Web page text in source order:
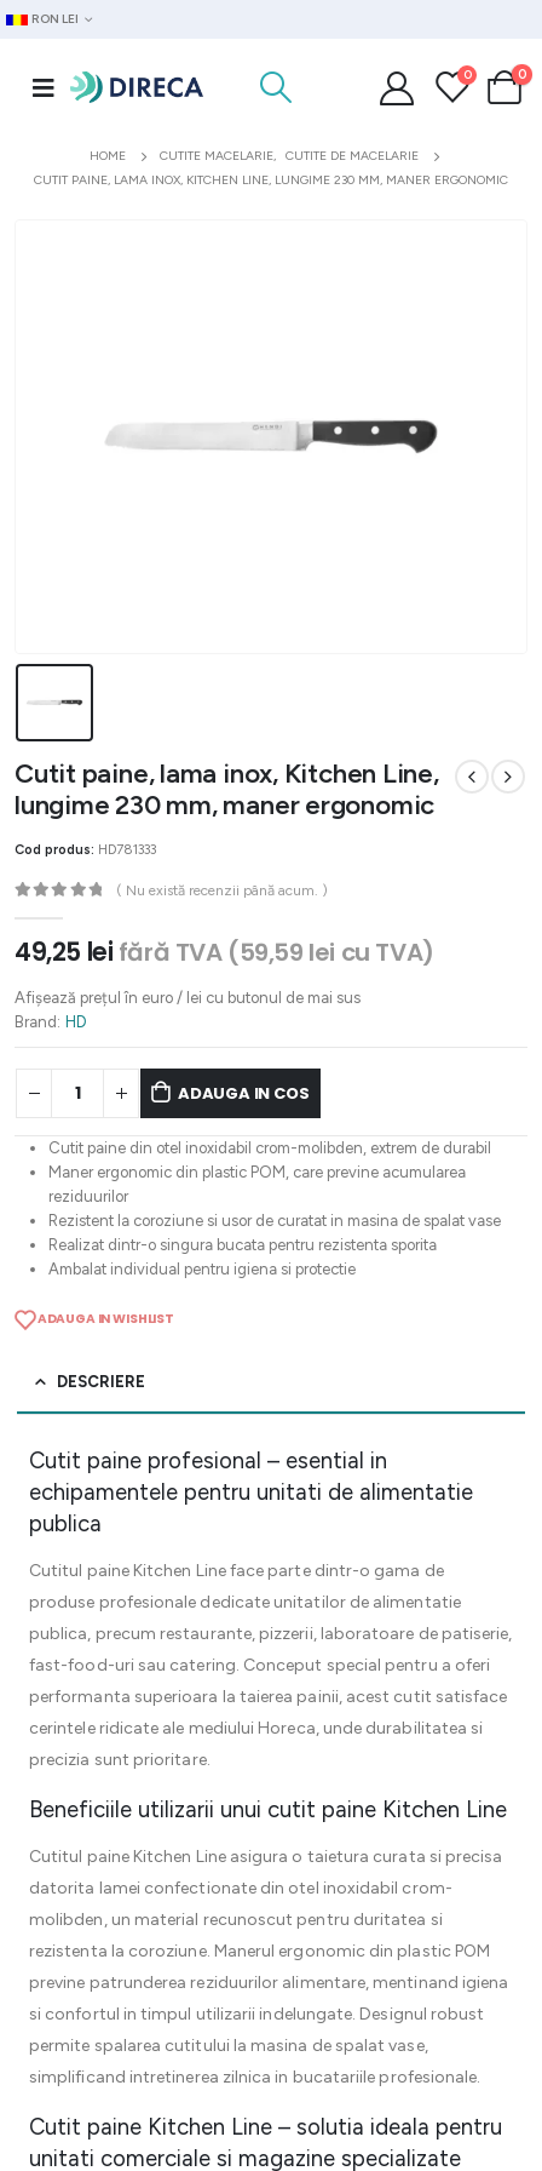
RON LEI
0 0
HOME CUTITE MACELARIE,
CUTITE DE MACELARIE
CUTIT PAINE, LAMA INOX, KITCHEN LINE, LUNGIME 230 MM, MANER ERGONOMIC
Cutit paine, lama inox, Kitchen Line,
lungime 230 mm, maner ergonomic
Cod produs: HD781333
( Nu există recenzii până acum. )
49,25 lei fără TVA (59,59 lei cu TVA)
Afișează prețul în euro / lei cu butonul de mai sus
Brand: HD
ADAUGA IN COS
Cutit paine din otel inoxidabil crom-molibden, extrem de durabil
Maner ergonomic din plastic POM, care previne acumularea
reziduurilor
Rezistent la coroziune si usor de curatat in masina de spalat vase
Realizat dintr-o singura bucata pentru rezistenta sporita
Ambalat individual pentru igiena si protectie
ADAUGA IN WISHLIST
DESCRIERE
Cutit paine profesional – esential in
echipamentele pentru unitati de alimentatie
publica
Cutitul paine Kitchen Line face parte dintr-o gama de
produse profesionale dedicate unitatilor de alimentatie
publica, precum restaurante, pizzerii, laboratoare de patiserie,
fast-food-uri sau catering. Conceput special pentru a oferi
performanta superioara la taierea painii, acest cutit satisface
cerintele ridicate ale mediului Horeca, unde durabilitatea si
precizia sunt prioritare.
Beneficiile utilizarii unui cutit paine Kitchen Line
Cutitul paine Kitchen Line asigura o taietura curata si precisa
datorita lamei confectionate din otel inoxidabil crom-
molibden, un material recunoscut pentru duritatea si
rezistenta la coroziune. Manerul ergonomic din plastic POM
previne patrunderea reziduurilor alimentare, mentinand igiena
si confortul in timpul utilizarii indelungate. Designul robust
permite spalarea cutitului la masina de spalat vase,
simplificand intretinerea zilnica in bucatariile profesionale.
Cutit paine Kitchen Line – solutia ideala pentru
unitati comerciale si magazine specializate